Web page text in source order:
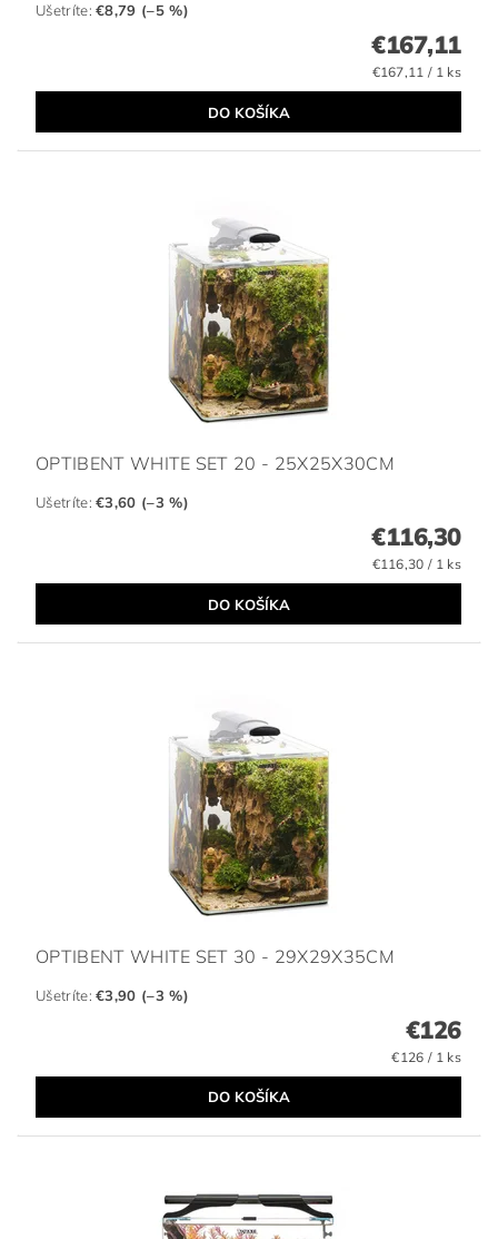
Ušetríte:€8,79 (–5 %)
€167,11
€167,11 / 1 ks
OPTIBENT WHITE SET 20 - 25X25X30CM
Ušetríte:€3,60 (–3 %)
€116,30
€116,30 / 1 ks
OPTIBENT WHITE SET 30 - 29X29X35CM
Ušetríte:€3,90 (–3 %)
€126
€126 / 1 ks